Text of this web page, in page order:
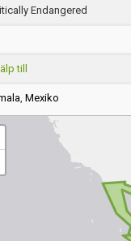
Endangered
till
, Mexiko